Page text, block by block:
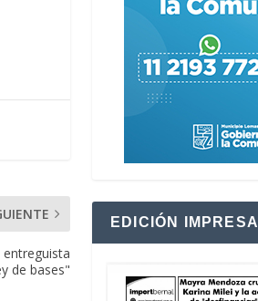
de bases"
EDICIÓN IMPRESA